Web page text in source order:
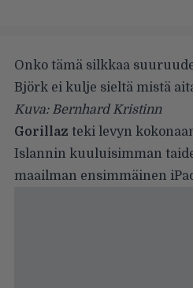
Onko tämä silkkaa
Björk ei kulje sieltä mistä
Kuva: Bernhard Kristinn
Gorillaz teki levyn
Islannin kuuluisimman
maailman ensimmäinen